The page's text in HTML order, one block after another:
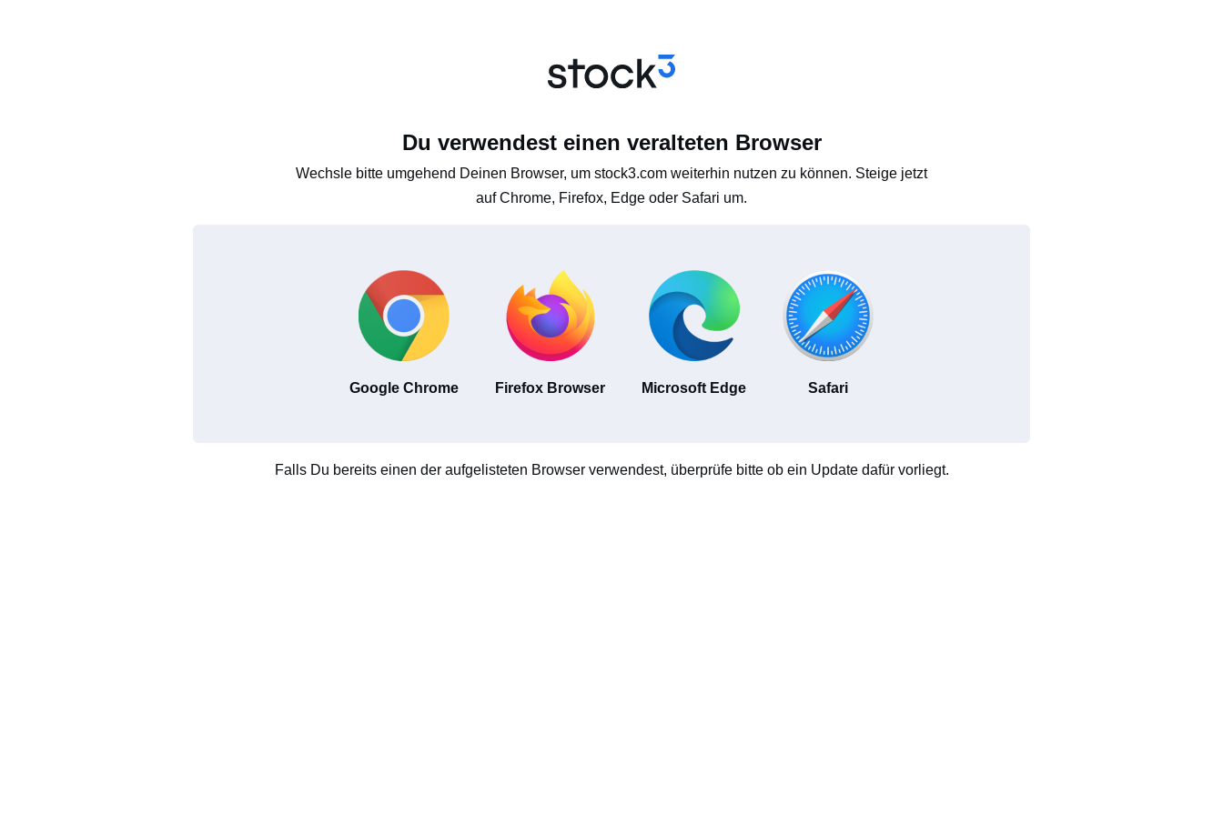
Du verwendest einen veralteten Browser
Wechsle bitte umgehend Deinen Browser, um stock3.com weiterhin nutzen zu können. Steige jetzt
auf Chrome, Firefox, Edge oder Safari um.
Google Chrome Firefox Browser Microsoft Edge Safari
Falls Du bereits einen der aufgelisteten Browser verwendest, überprüfe bitte ob ein Update dafür vorliegt.